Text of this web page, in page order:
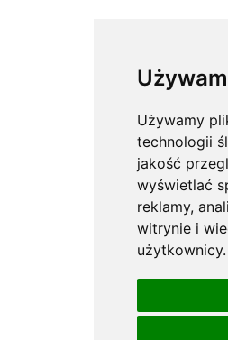
Używamy
technologii
jakość
wyświetlać
reklamy,
witrynie i
użytkownicy.